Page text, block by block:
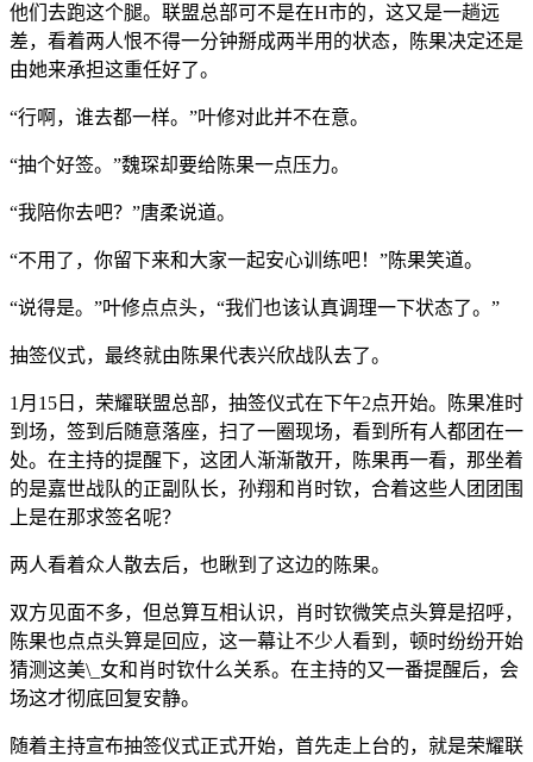
他们去跑这个腿。联盟总部可不是在H市的，这又是一趟远
差，看着两人恨不得一分钟掰成两半用的状态，陈果决定还是
由她来承担这重任好了。
“行啊，谁去都一样。”叶修对此并不在意。
“抽个好签。”魏琛却要给陈果一点压力。
“我陪你去吧？”唐柔说道。
“不用了，你留下来和大家一起安心训练吧！”陈果笑道。
“说得是。”叶修点点头，“我们也该认真调理一下状态了。”
抽签仪式，最终就由陈果代表兴欣战队去了。
1月15日，荣耀联盟总部，抽签仪式在下午2点开始。陈果准时
到场，签到后随意落座，扫了一圈现场，看到所有人都团在一
处。在主持的提醒下，这团人渐渐散开，陈果再一看，那坐着
的是嘉世战队的正副队长，孙翔和肖时钦，合着这些人团团围
上是在那求签名呢？
两人看着众人散去后，也瞅到了这边的陈果。
双方见面不多，但总算互相认识，肖时钦微笑点头算是招呼，
陈果也点点头算是回应，这一幕让不少人看到，顿时纷纷开始
猜测这美\_女和肖时钦什么关系。在主持的又一番提醒后，会
场这才彻底回复安静。
随着主持宣布抽签仪式正式开始，首先走上台的，就是荣耀联